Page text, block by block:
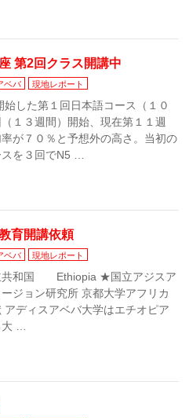
第2回クラス開講中
ベバ 現地レポート
した第１回日本語コース（１０
１３週間）開始、現在第１１週
が７０％と予想外の高さ。当初の
を３回でN5 …
育開講依頼
ベバ 現地レポート
共和国 Ethiopia ★国立アジスア
ジョン研究所 京都大学アフリカ
ディスアベバ大学はエチオピア
…